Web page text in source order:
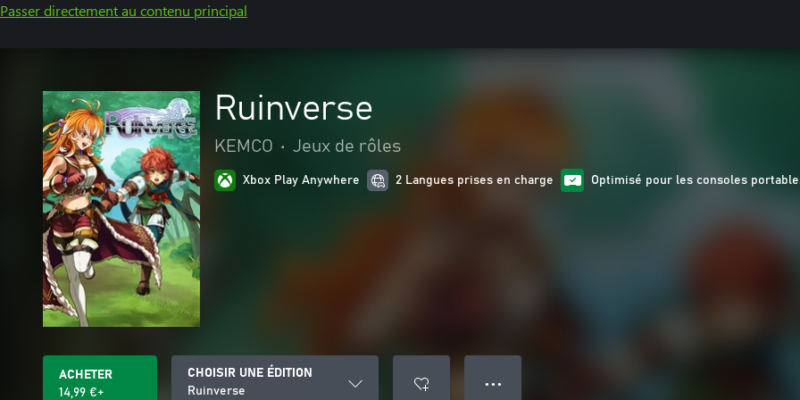
Passer directement au contenu principal
Ruinverse
KEMCO • Jeux de rôles
Xbox Play Anywhere 2 Langues prises en charge Optimisé pour les consoles
ACHETER
14,99 €+
CHOISIR UNE ÉDITION
Ruinverse
● ● ●